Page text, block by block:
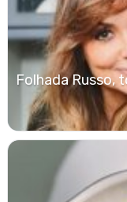
Folhada Russo,